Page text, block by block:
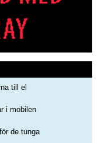
till el
i mobilen
de tunga